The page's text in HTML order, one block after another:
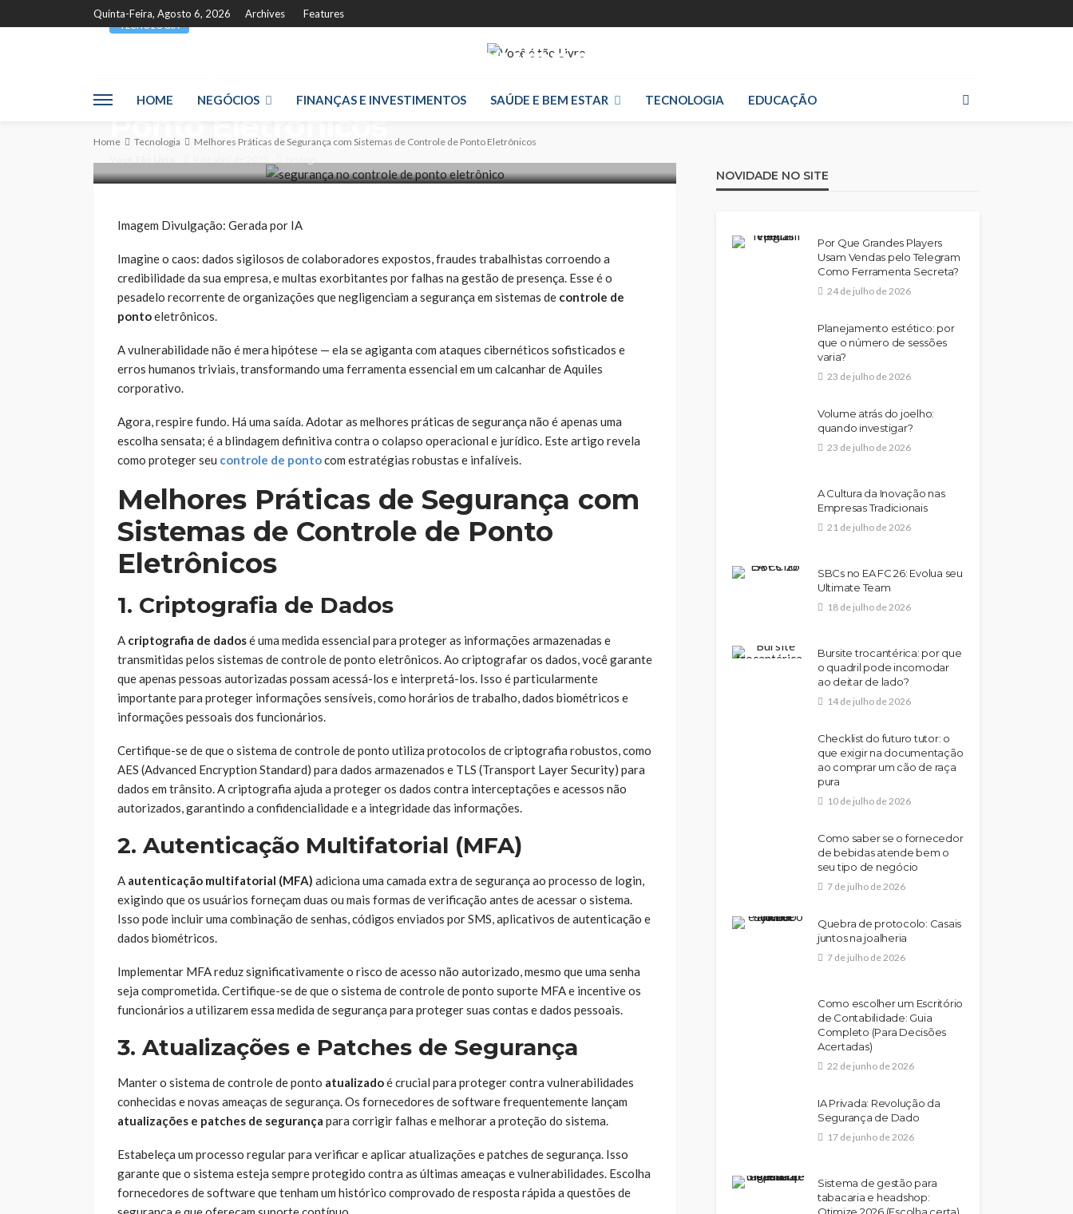
Quinta-Feira, Agosto 6, 2026 Archives Features
HOME NEGÓCIOS FINANÇAS E INVESTIMENTOS SAÚDE E BEM ESTAR TECNOLOGIA EDUCAÇÃO
Home Tecnologia Melhores Práticas de Segurança com Sistemas de Controle de Ponto Eletrônicos
TECNOLOGIA
Melhores Práticas de Segurança
com Sistemas de Controle de
Imagem Divulgação: Gerada por IA
Imagine o caos: dados sigilosos de colaboradores expostos, fraudes trabalhistas corroendo a
credibilidade da sua empresa, e multas exorbitantes por falhas na gestão de presença. Esse é o
pesadelo recorrente de organizações que negligenciam a segurança em sistemas de controle de
pontoeletrônicos.
A vulnerabilidade não é mera hipótese — ela se agiganta com ataques cibernéticos sofisticados e
erros humanos triviais, transformando uma ferramenta essencial em um calcanhar de Aquiles
corporativo.
Agora, respire fundo. Há uma saída. Adotar as melhores práticas de segurança não é apenas uma
escolha sensata; é a blindagem definitiva contra o colapso operacional e jurídico. Este artigo revela
como proteger seu controle de pontocom estratégias robustas e infalíveis.
Melhores Práticas de Segurança com
Sistemas de Controle de Ponto
Eletrônicos
1. Criptografia de Dados
A criptografia de dadosé uma medida essencial para proteger as informações armazenadas e
transmitidas pelos sistemas de controle de ponto eletrônicos. Ao criptografar os dados, você garante
que apenas pessoas autorizadas possam acessá-los e interpretá-los. Isso é particularmente
importante para proteger informações sensíveis, como horários de trabalho, dados biométricos e
informações pessoais dos funcionários.
Certifique-se de que o sistema de controle de ponto utiliza protocolos de criptografia robustos, como
AES (Advanced Encryption Standard) para dados armazenados e TLS (Transport Layer Security) para
dados em trânsito. A criptografia ajuda a proteger os dados contra interceptações e acessos não
autorizados, garantindo a confidencialidade e a integridade das informações.
2. Autenticação Multifatorial (MFA)
A autenticação multifatorial (MFA) adiciona uma camada extra de segurança ao processo de login,
exigindo que os usuários forneçam duas ou mais formas de verificação antes de acessar o sistema.
Isso pode incluir uma combinação de senhas, códigos enviados por SMS, aplicativos de autenticação e
dados biométricos.
Implementar MFA reduz significativamente o risco de acesso não autorizado, mesmo que uma senha
seja comprometida. Certifique-se de que o sistema de controle de ponto suporte MFA e incentive os
funcionários a utilizarem essa medida de segurança para proteger suas contas e dados pessoais.
3. Atualizações e Patches de Segurança
Manter o sistema de controle de ponto atualizadoé crucial para proteger contra vulnerabilidades
conhecidas e novas ameaças de segurança. Os fornecedores de software frequentemente lançam
atualizações e patches de segurança para corrigir falhas e melhorar a proteção do sistema.
Estabeleça um processo regular para verificar e aplicar atualizações e patches de segurança. Isso
garante que o sistema esteja sempre protegido contra as últimas ameaças e vulnerabilidades. Escolha
fornecedores de software que tenham um histórico comprovado de resposta rápida a questões de
NOVIDADE NO SITE
Por Que Grandes Players
Usam Vendas pelo Telegram
Como Ferramenta Secreta?
24 de julho de 2026
Planejamento estético: por
que o número de sessões
varia?
23 de julho de 2026
Volume atrás do joelho:
quando investigar?
23 de julho de 2026
A Cultura da Inovação nas
Empresas Tradicionais
21 de julho de 2026
SBCs no EA FC 26: Evolua seu
Ultimate Team
18 de julho de 2026
Bursite trocantérica: por que
o quadril pode incomodar
ao deitar de lado?
14 de julho de 2026
Checklist do futuro tutor: o
que exigir na documentação
ao comprar um cão de raça
pura
10 de julho de 2026
Como saber se o fornecedor
de bebidas atende bem o
seu tipo de negócio
7 de julho de 2026
Quebra de protocolo: Casais
juntos na joalheria
7 de julho de 2026
Como escolher um Escritório
de Contabilidade: Guia
Completo (Para Decisões
Acertadas)
22 de junho de 2026
IA Privada: Revolução da
Segurança de Dado
17 de junho de 2026
Sistema de gestão para
tabacaria e headshop: